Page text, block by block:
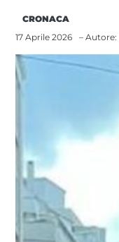
CRONACA
17 Aprile 2026
– Autore: